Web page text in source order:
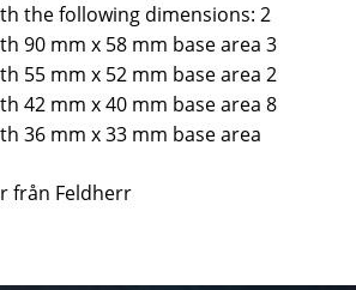
the following dimensions: 2
90 mm x 58 mm base area 3
55 mm x 52 mm base area 2
42 mm x 40 mm base area 8
36 mm x 33 mm base area
från Feldherr